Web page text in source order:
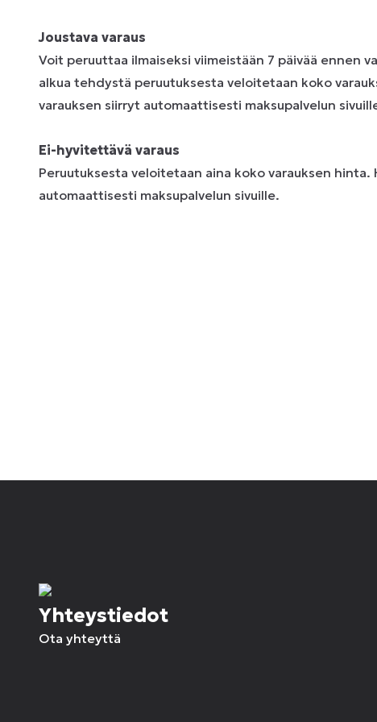
Joustava varaus
Voit peruuttaa ilmaiseksi viimeistään 7 päivää ennen
alkua tehdystä peruutuksesta veloitetaan koko
varauksen siirryt automaattisesti maksupalvelun
Ei-hyvitettävä varaus
Peruutuksesta veloitetaan aina koko varauksen
automaattisesti maksupalvelun sivuille.
Yhteystiedot
Ota yhteyttä